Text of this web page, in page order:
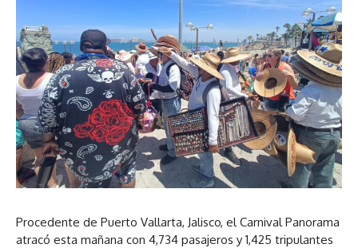
Procedente de Puerto Vallarta, Jalisco, el Carnival Panorama
atracó esta mañana con 4,734 pasajeros y 1,425 tripulantes